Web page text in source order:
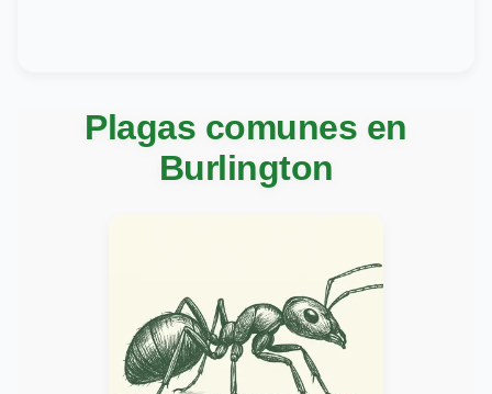
Plagas comunes en
Burlington